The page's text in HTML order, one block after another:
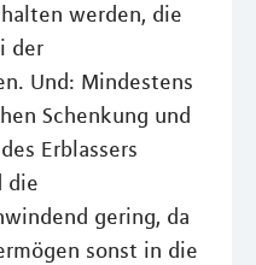
werden, die
der
Und: Mindestens
Schenkung und
Erblassers
die
gering, da
sonst in die